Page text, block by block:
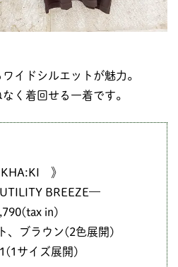
イドシルエットが魅力。
く着回せる一着です。
》
BREEZE—
in)
、ブラウン(2色展開)
サイズ展開)